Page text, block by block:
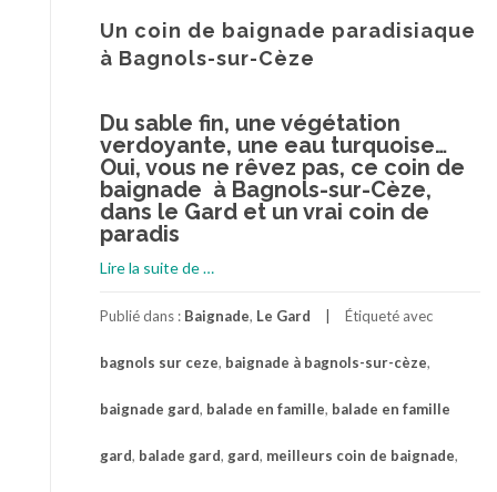
Un coin de baignade paradisiaque
à Bagnols-sur-Cèze
Du sable fin, une végétation
verdoyante, une eau turquoise…
Oui, vous ne rêvez pas, ce coin de
baignade à Bagnols-sur-Cèze,
dans le Gard et un vrai coin de
paradis
Lire la suite de
coin
baignade
à
sur-
…
Publié dans : Baignade, Le Gard Étiqueté avec
bagnols sur ceze, baignade à bagnols-sur-cèze,
baignade gard, balade en famille, balade en famille
gard, balade gard, gard, meilleurs coin de baignade,